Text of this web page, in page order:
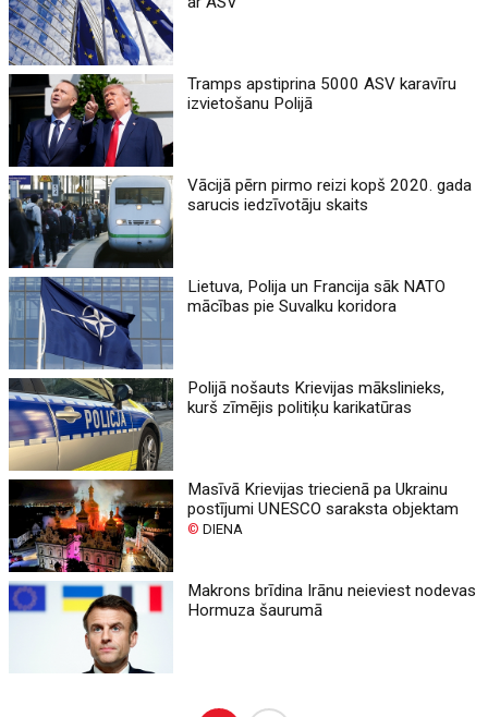
Tramps apstiprina 5000 ASV karavīru
izvietošanu Polijā
Vācijā pērn pirmo reizi kopš 2020. gada
sarucis iedzīvotāju skaits
Lietuva, Polija un Francija sāk NATO
mācības pie Suvalku koridora
Polijā nošauts Krievijas mākslinieks,
kurš zīmējis politiķu karikatūras
Masīvā Krievijas triecienā pa Ukrainu
postījumi UNESCO saraksta objektam
© DIENA
Makrons brīdina Irānu neieviest nodevas
Hormuza šaurumā